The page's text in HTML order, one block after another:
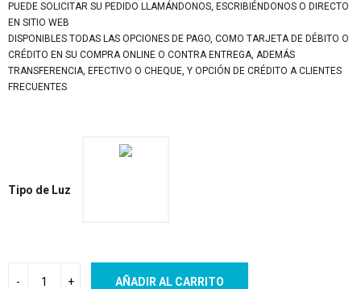
PUEDE SOLICITAR SU PEDIDO LLAMÁNDONOS, ESCRIBIÉNDONOS O DIRECTO
EN SITIO WEB
DISPONIBLES TODAS LAS OPCIONES DE PAGO, COMO TARJETA DE DÉBITO O
CRÉDITO EN SU COMPRA ONLINE O CONTRA ENTREGA, ADEMÁS
TRANSFERENCIA, EFECTIVO O CHEQUE, Y OPCIÓN DE CRÉDITO A CLIENTES
FRECUENTES
Tipo de Luz
AÑADIR AL CARRITO